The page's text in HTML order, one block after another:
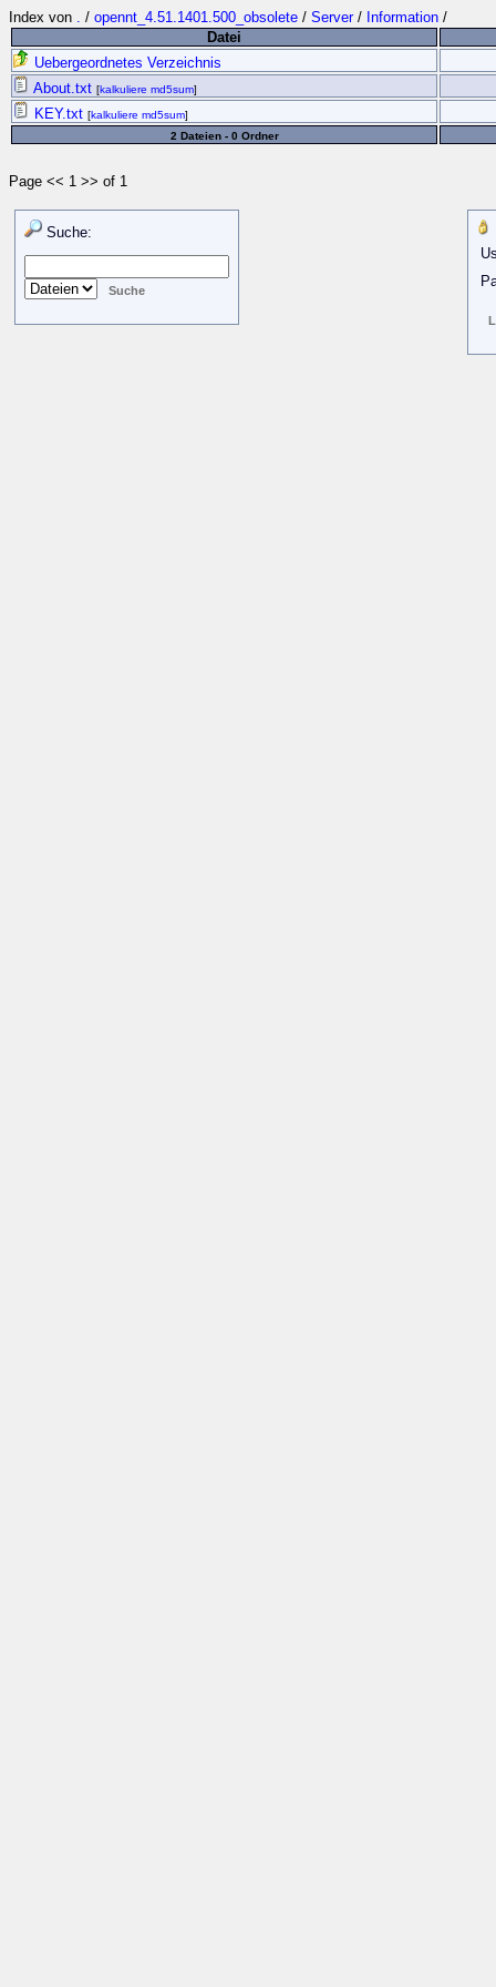
Index von . / opennt_4.51.1401.500_obsolete / Server/ Information /
Datei
Uebergeordnetes Verzeichnis
About.txt [kalkuliere md5sum]
KEY.txt [kalkuliere md5sum]
2 Dateien - 0 Ordner
Page << 1 >> of 1
Suche: